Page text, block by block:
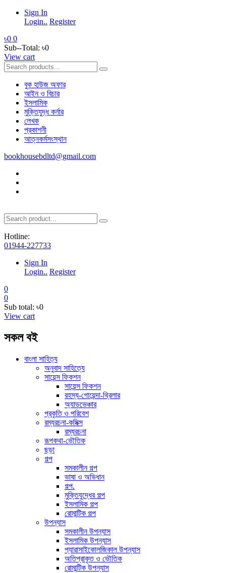
Sign In
Login.. Register
৳0 0
Sub--Total: ৳0
View cart
বুক হাউজ অফার
আইন ও বিচার
ইসলামিক
মুক্তিযুদ্ধ কর্নার
লেখক
প্রকাশনী
আত্নকর্মসংস্থান
bookhousebdltd@gmail.com
Hotline:
01944-227733
Sign In
Login.. Register
0
0
Sub total: ৳0
View cart
সকল বই
বাংলা সাহিত্য
অনুবাদ সাহিত্যে
সায়েন্স ফিকশন
সায়েন্স ফিকশন
রহস্য-গোয়েন্দা-থ্রিলার
অ্যাডভেঞ্চার
প্রকৃতি ও পরিবেশ
রম্যরচনা-কমিক্স
রম্যরচনা
রূপকথা-ভৌতিক
ছড়া
গল্প
সমকালীন গল্প
ভাষা ও অভিধান
গল্প.
মুক্তিযুদ্ধের গল্প
ইসলামিক গল্প
রোমান্টিক গল্প
উপন্যাস
সমকালীন উপন্যাস
ইসলামিক উপন্যাস
প্যারাসাইকোলজিকাল উপন্যাস
অতিপ্রাকৃত ও ভৌতিক
রোমান্টিক উপন্যাস